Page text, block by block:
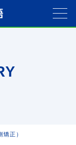
正）